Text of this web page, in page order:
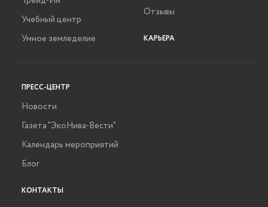
Учебный центр
Умное земледелие
Отзывы
КАРЬЕРА
ПРЕСС-ЦЕНТР
Новости
Газета "ЭкоНива-Вести"
Календарь мероприятий
Блог
КОНТАКТЫ